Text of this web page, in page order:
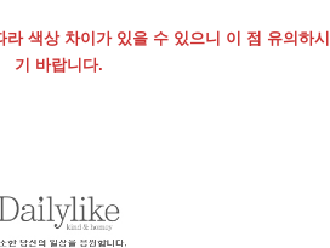
색상 차이가 있을 수 있으니 이 점 유의하시
기 바랍니다.